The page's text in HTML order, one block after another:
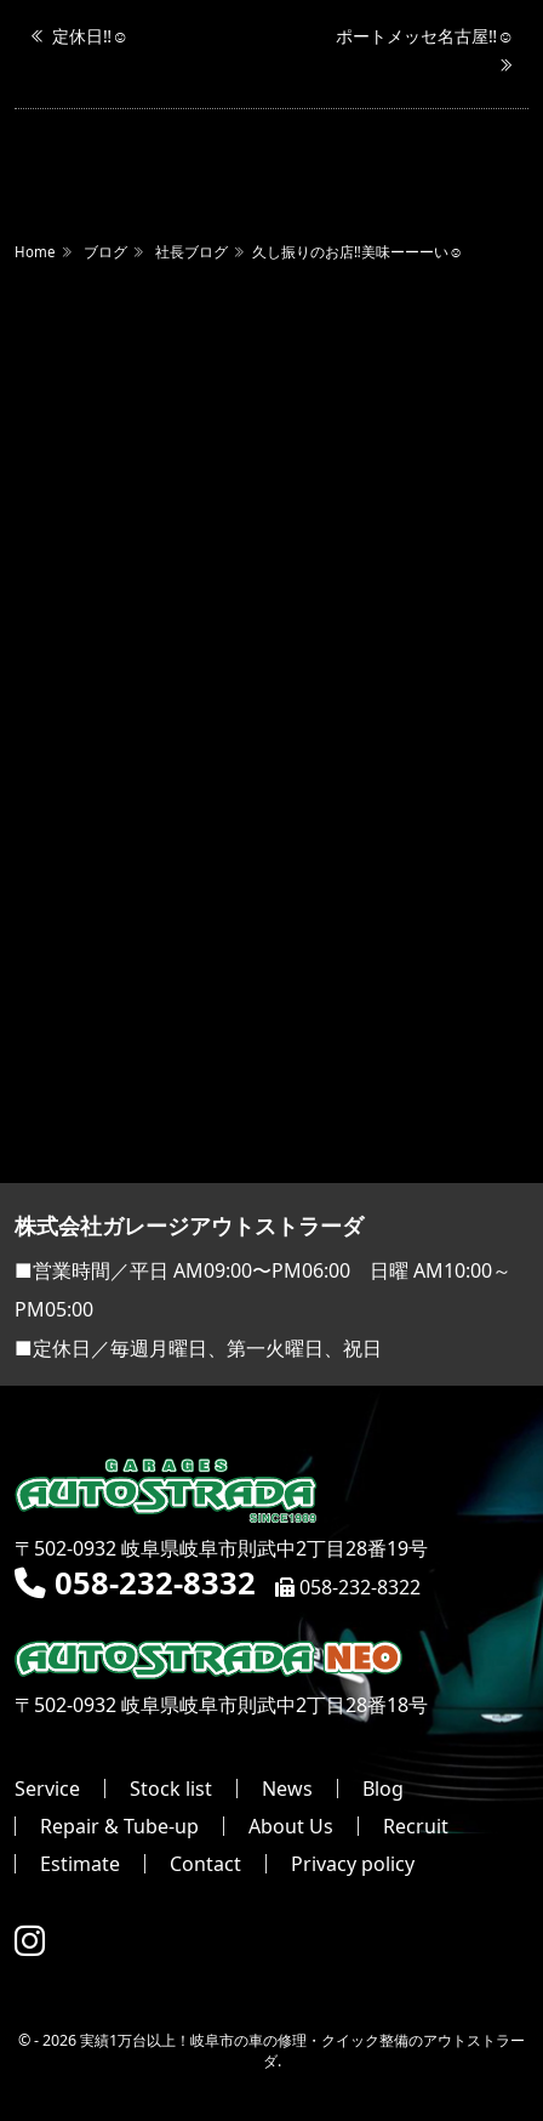
定休日‼️☺️ ポートメッセ名古屋‼️☺️
Home ブログ 社長ブログ 久し振りのお店‼️美味ーーーい☺️
株式会社ガレージアウトストラーダ
■営業時間／平日 AM09:00〜PM06:00 日曜 AM10:00～
PM05:00
■定休日／毎週月曜日、第一火曜日、祝日
〒502-0932 岐阜県岐阜市則武中2丁目28番19号
058-232-8332 058-232-8322
〒502-0932 岐阜県岐阜市則武中2丁目28番18号
Service Stock list News
Blog
Repair & Tube-up
About Us
Recruit
Estimate
Contact Privacy policy
© -2026 実績1万台以上！岐阜市の車の修理・クイック整備のアウトストラー
ダ.